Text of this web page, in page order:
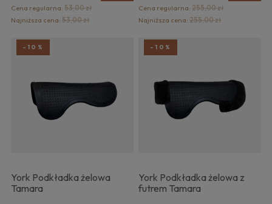
Cena regularna: 53,00 zł
Najniższa cena: 53,00 zł
Cena regularna:255,00 zł
Najniższa cena:255,00 zł
York Podkładka żelowa
Tamara
-10%
York Podkładka żelowa z
futrem Tamara
-10%